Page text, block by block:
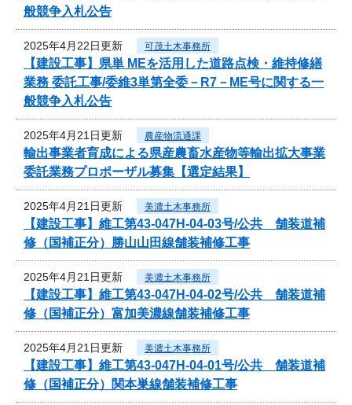
般競争入札公告
2025年4月22日更新 可茂土木事務所
【建設工事】県単 MEを活用した道路点検・維持修繕
業務 委託工事/委維3単第全委－R7－ME号に関する一
般競争入札公告
2025年4月21日更新 農産物流通課
輸出事業者育成による県産農畜水産物等輸出拡大事業
委託業務プロポーザル募集【選定結果】
2025年4月21日更新 美濃土木事務所
【建設工事】維工第43-047H-04-03号/公共 舗装道補
修（国補正分）勝山山田線舗装補修工事
2025年4月21日更新 美濃土木事務所
【建設工事】維工第43-047H-04-02号/公共 舗装道補
修（国補正分）富加美濃線舗装補修工事
2025年4月21日更新 美濃土木事務所
【建設工事】維工第43-047H-04-01号/公共 舗装道補
修（国補正分）関本巣線舗装補修工事